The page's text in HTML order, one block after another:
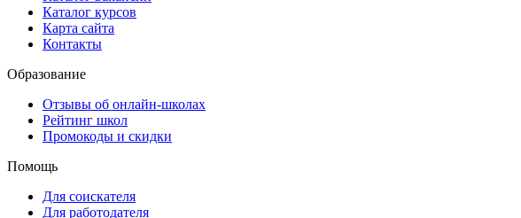
Каталог курсов
Карта сайта
Контакты
Образование
Отзывы об онлайн-школах
Рейтинг школ
Промокоды и скидки
Помощь
Для соискателя
Для работодателя